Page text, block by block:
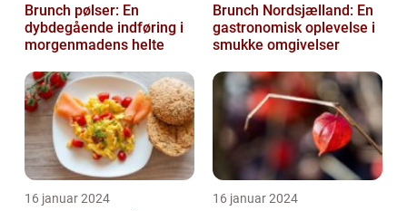
Brunch pølser: En
dybdegående indføring i
morgenmadens helte
Brunch Nordsjælland: En
gastronomisk oplevelse i
smukke omgivelser
16 januar 2024 16 januar 2024